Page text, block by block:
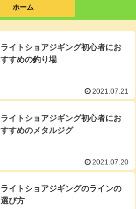
ホーム
ライトショアジギング初心者にお
すすめの釣り場
2021.07.21
ライトショアジギング初心者にお
すすめのメタルジグ
2021.07.20
ライトショアジギングのラインの
選び方